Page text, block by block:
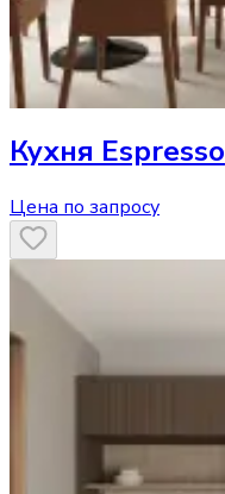
Кухня Espresso
Цена по запросу